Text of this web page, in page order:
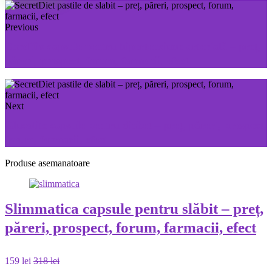
Previous
Next
Produse asemanatoare
Slimmatica capsule pentru slăbit – preț,
păreri, prospect, forum, farmacii, efect
159 lei 318 lei